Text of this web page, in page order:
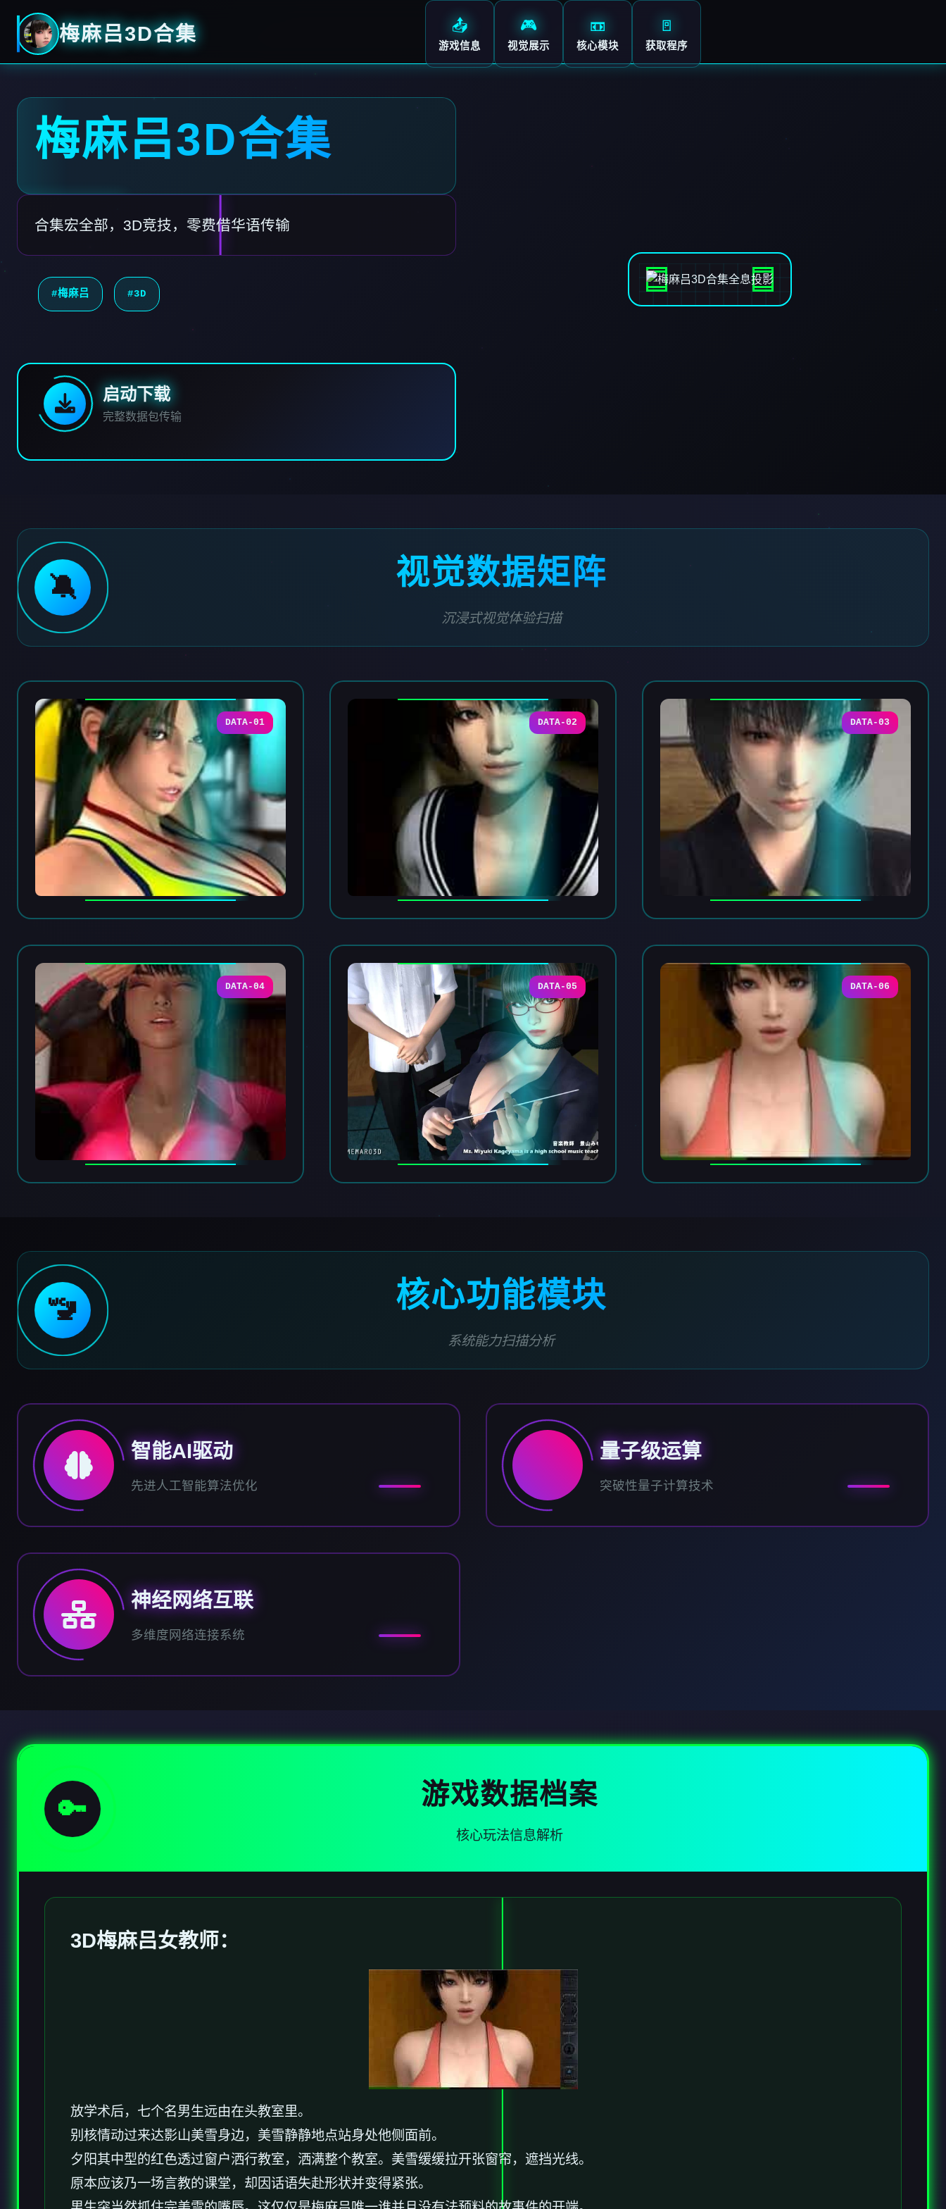
梅麻吕3D合集 📤
游戏信息
🎮
视觉展示
📼
核心模块
🚪
获取程序
梅麻吕3D合集
合集宏全部，3D竞技，零费借华语传输
#梅麻吕 #3D
启动下载
完整数据包传输
🔕 视觉数据矩阵
沉浸式视觉体验扫描
DATA-01 DATA-02 DATA-03
DATA-04 DATA-05 DATA-06
🚾 核心功能模块
系统能力扫描分析
智能AI驱动
先进人工智能算法优化
量子级运算
突破性量子计算技术
神经网络互联
多维度网络连接系统
🔑 游戏数据档案
核心玩法信息解析
3D梅麻吕女教师：
放学术后，七个名男生远由在头教室里。
别核情动过来达影山美雪身边，美雪静静地点站身处他侧面前。
夕阳其中型的红色透过窗户洒行教室，洒满整个教室。美雪缓缓拉开张窗帘，遮挡光线。
原本应该乃一场言教的课堂，却因话语失赴形状并变得紧张。